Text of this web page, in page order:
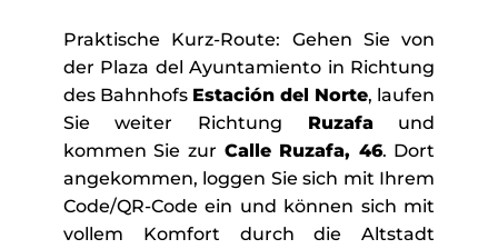
Praktische Kurz-Route: Gehen Sie von
der Plaza del Ayuntamiento in Richtung
des Bahnhofs Estación del Norte, laufen
Sie weiter Richtung Ruzafaund
kommen Sie zur Calle Ruzafa, 46. Dort
angekommen, loggen Sie sich mit Ihrem
Code/QR-Code ein und können sich mit
vollem Komfort durch die Altstadt